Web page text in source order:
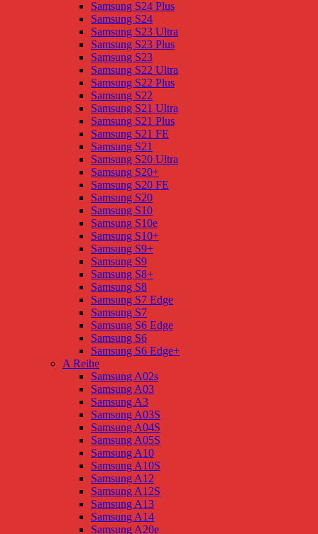
Samsung S24 Plus
Samsung S24
Samsung S23 Ultra
Samsung S23 Plus
Samsung S23
Samsung S22 Ultra
Samsung S22 Plus
Samsung S22
Samsung S21 Ultra
Samsung S21 Plus
Samsung S21 FE
Samsung S21
Samsung S20 Ultra
Samsung S20+
Samsung S20 FE
Samsung S20
Samsung S10
Samsung S10e
Samsung S10+
Samsung S9+
Samsung S9
Samsung S8+
Samsung S8
Samsung S7 Edge
Samsung S7
Samsung S6 Edge
Samsung S6
Samsung S6 Edge+
A Reihe
Samsung A02s
Samsung A03
Samsung A3
Samsung A03S
Samsung A04S
Samsung A05S
Samsung A10
Samsung A10S
Samsung A12
Samsung A12S
Samsung A13
Samsung A14
Samsung A20e